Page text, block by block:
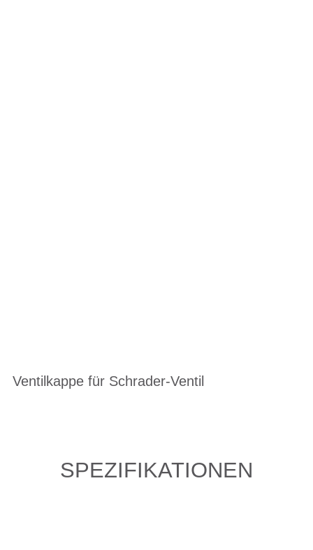
Ventilkappe für Schrader-Ventil
SPEZIFIKATIONEN